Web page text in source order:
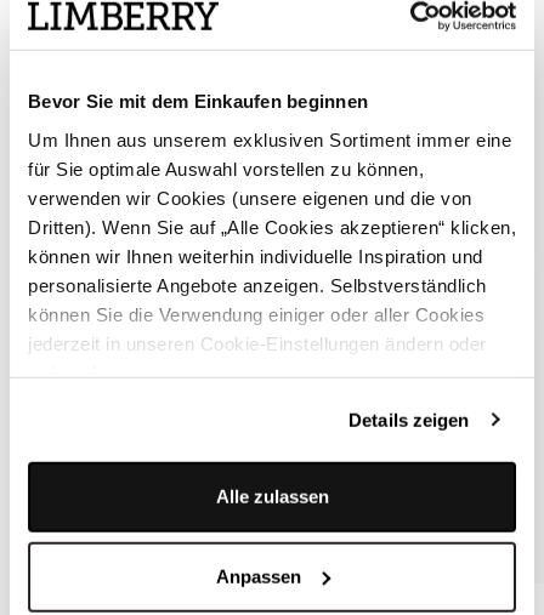
Bevor Sie mit dem Einkaufen beginnen
Um Ihnen aus unserem exklusiven Sortiment immer eine
für Sie optimale Auswahl vorstellen zu können,
verwenden wir Cookies (unsere eigenen und die von
Dritten). Wenn Sie auf „Alle Cookies akzeptieren“ klicken,
können wir Ihnen weiterhin individuelle Inspiration und
personalisierte Angebote anzeigen. Selbstverständlich
können Sie die Verwendung einiger oder aller Cookies
jederzeit in unseren Cookie-Einstellungen ändern oder
Details zeigen
Alle zulassen
Anpassen